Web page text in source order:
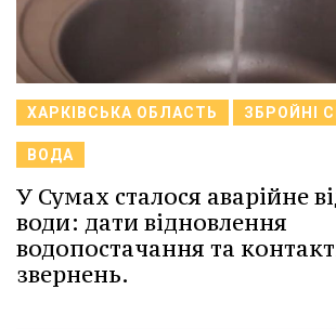
ХАРКІВСЬКА ОБЛАСТЬ ЗБРОЙНІ
ВОДА
У Сумах сталося аварійне
води: дати відновлення
водопостачання та
звернень.